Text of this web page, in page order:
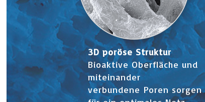
3D poröse Struktur
Bioaktive Oberfläche und
miteinander
verbundene Poren sorgen